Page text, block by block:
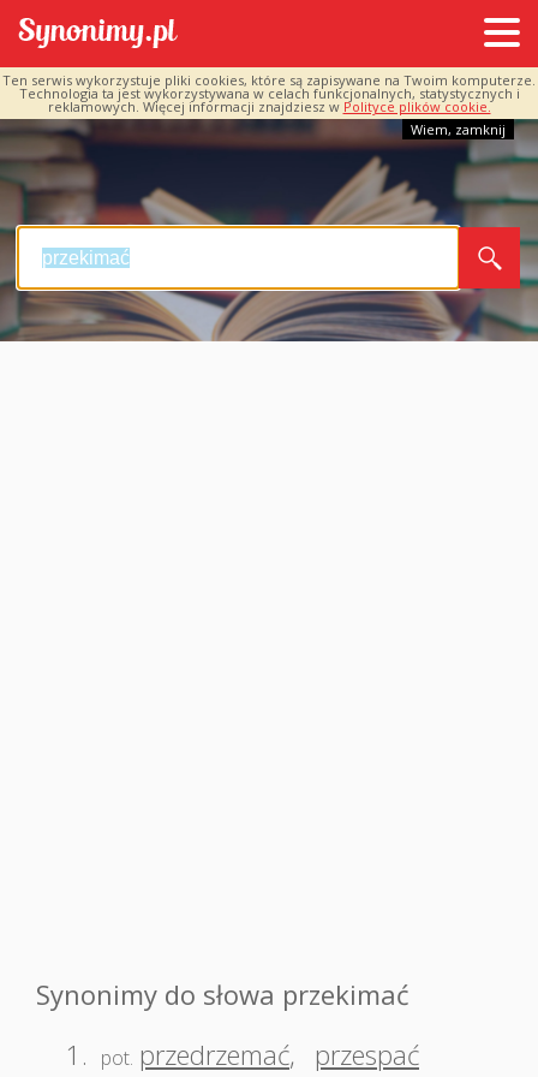
Ten serwis wykorzystuje pliki cookies, które są zapisywane na Twoim komputerze.
Technologia ta jest wykorzystywana w celach funkcjonalnych, statystycznych i
reklamowych. Więcej informacji znajdziesz w Polityce plików cookie.
Wiem, zamknij
Synonimy do słowa przekimać
1.
pot. przedrzemać, przespać